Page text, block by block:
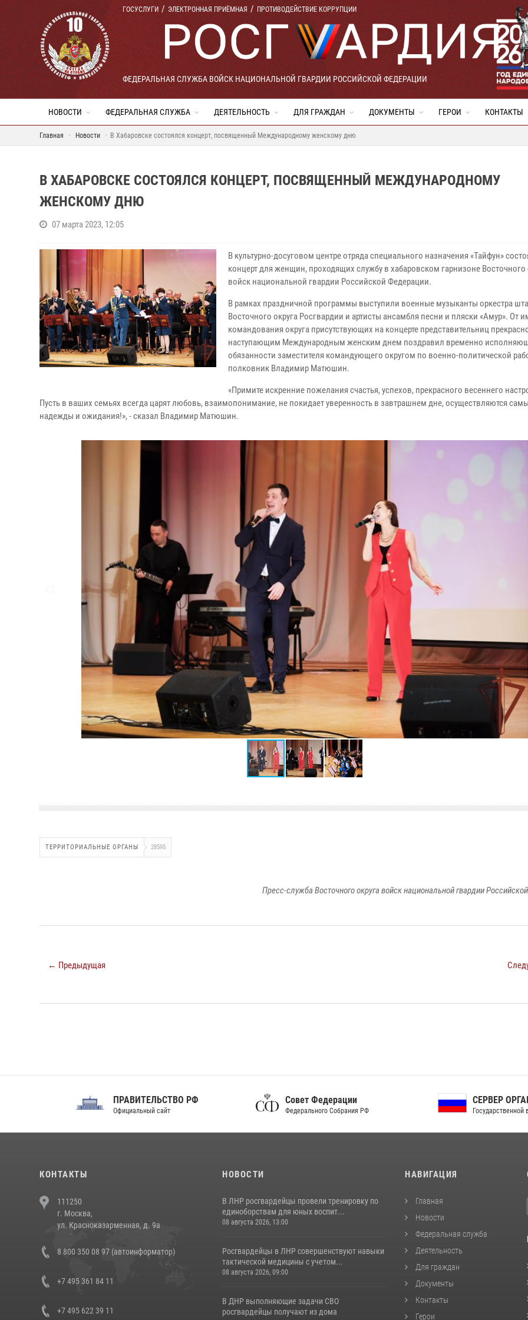
ГОСУСЛУГИ ЭЛЕКТРОННАЯ ПРИЁМНАЯ ПРОТИВОДЕЙСТВИЕ КОРРУПЦИИ
ФЕДЕРАЛЬНАЯ СЛУЖБА ВОЙСК НАЦИОНАЛЬНОЙ ГВАРДИИ РОССИЙСКОЙ ФЕДЕРАЦИИ
НОВОСТИ ФЕДЕРАЛЬНАЯ СЛУЖБА ДЕЯТЕЛЬНОСТЬ ДЛЯ ГРАЖДАН ДОКУМЕНТЫ ГЕРОИ КОНТАКТЫ
Главная Новости В Хабаровске состоялся концерт, посвященный Международному женскому дню
В ХАБАРОВСКЕ СОСТОЯЛСЯ КОНЦЕРТ, ПОСВЯЩЕННЫЙ МЕЖДУНАРОДНОМУ
ЖЕНСКОМУ ДНЮ
07 марта 2023, 12:05
В культурно-досуговом центре отряда специального назначения «Тайфун»
концерт для женщин, проходящих службу в хабаровском гарнизоне Восточного
войск национальной гвардии Российской Федерации.
В рамках праздничной программы выступили военные музыканты оркестра
Восточного округа Росгвардии и артисты ансамбля песни и пляски «Амур». От
командования округа присутствующих на концерте представительниц
наступающим Международным женским днем поздравил временно
обязанности заместителя командующего округом по военно-политической
полковник Владимир Матюшин.
«Примите искренние пожелания счастья, успехов, прекрасного весеннего
Пусть в ваших семьях всегда царят любовь, взаимопонимание, не покидает уверенность в завтрашнем дне, осуществляются
надежды и ожидания!», - сказал Владимир Матюшин.
ТЕРРИТОРИАЛЬНЫЕ ОРГАНЫ 28595
Пресс-служба Восточного округа войск национальной гвардии
← Предыдущая
ПРАВИТЕЛЬСТВО РФ
Официальный сайт
Совет Федерации
Федерального Собрания РФ
СЕРВЕР ОРГАНОВ
Государственной власти РФ
КОНТАКТЫ
111250
г. Москва,
ул. Красноказарменная, д. 9а
8 800 350 08 97 (автоинформатор)
+7 495 361 84 11
+7 495 622 39 11
НОВОСТИ
В ЛНР росгвардейцы провели тренировку по
единоборствам для юных воспит...
08 августа 2026, 13:00
Росгвардейцы в ЛНР совершенствуют навыки
тактической медицины с учетом...
08 августа 2026, 09:00
В ДНР выполняющие задачи СВО
росгвардейцы получают из дома
НАВИГАЦИЯ
Главная
Новости
Федеральная служба
Деятельность
Для граждан
Документы
Контакты
Герои